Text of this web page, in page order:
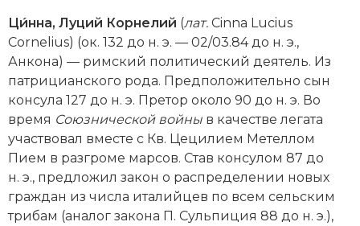
Военная история
Генеалогия, геральдика
Государство и право
Империи
Историческая география и топонимика
Новая история
Новейшая история
Ю Я
Ци́нна, Луций Корнелий (лат. Cinna Lucius
Cornelius) (ок. 132 до н. э. — 02/03.84 до н. э.,
Анкона) — римский политический деятель. Из
патрицианского рода. Предположительно сын
консула 127 до н. э. Претор около 90 до н. э. Во
время Союзнической вой­ны в качестве легата
участвовал вместе с Кв. Цецилием Метеллом
Пием в разгроме марсов. Став консулом 87 до
н. э., предложил закон о распределении новых
граждан из числа италийцев по всем сельским
трибам (аналог закона П. Сульпиция 88 до н. э.),